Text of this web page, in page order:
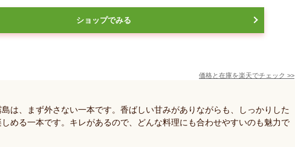
ショップでみる
価格と在庫を楽天でチェック >>
は、まず外さない一本です。香ばしい甘みがありながらも、しっかりした
める一本です。キレがあるので、どんな料理にも合わせやすいのも魅力で